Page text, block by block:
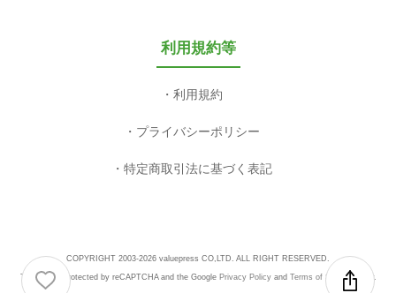
利用規約等
利用規約
プライバシーポリシー
特定商取引法に基づく表記
COPYRIGHT 2003-2026 valuepress CO,LTD. ALL RIGHT RESERVED.
This site is protected by reCAPTCHA and the Google Privacy Policyand Terms of Serviceapply.